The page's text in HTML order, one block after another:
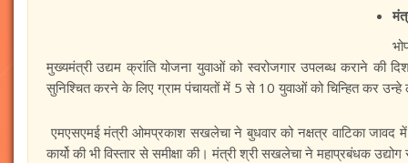
मुख्यमंत्री उद्यम क्रांति योजना युवाओं को स्वरोजगार उपलब्ध कराने की
सुनिश्चित करने के लिए ग्राम पंचायतों में 5 से 10 युवाओं को चिन्हित कर उन्हे
एमएसएमई मंत्री ओमप्रकाश सखलेचा ने बुधवार को नक्षत्र वाटिका जावद में
कार्यो की भी विस्तार से समीक्षा की। मंत्री श्री सखलेचा ने महाप्रबंधक